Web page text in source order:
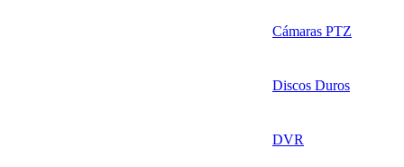
Cámaras PTZ
Discos Duros
DVR